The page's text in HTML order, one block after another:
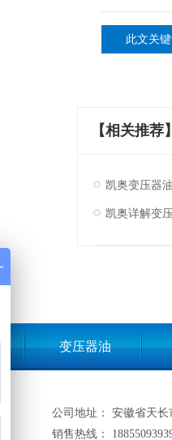
此文关键
【相关推荐】
凯奥变压器
凯奥详解变
变压器油
公司地址： 安徽省天
销售热线：